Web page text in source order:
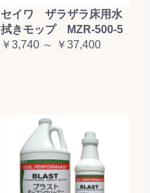
セイワ ザラザラ床用水
拭きモップ MZR-500-5
￥3,740 ～ ￥37,400